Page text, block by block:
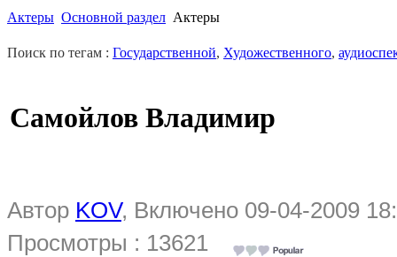
Актеры Основной раздел Актеры
Поиск по тегам : Государственной, Художественного,
Самойлов Владимир
Автор KOV, Включено 09-04-2009
Просмотры : 13621